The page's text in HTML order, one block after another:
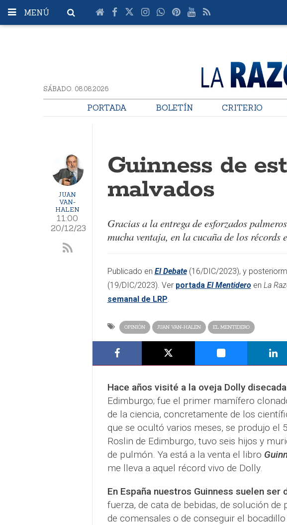
MENÚ
SÁBADO. 08.08.2026
PORTADA BOLETÍN CRITERIO
JUAN
VAN-
HALEN
11:00
20/12/23
Guinness de
malvados
Gracias a la entrega de esforzados
mucha ventaja, en la cucaña de los récords
​​Publicado en El Debate(16/DIC/2023), y
(19/DIC/2023). Ver portada El Mentideroen La
semanal de LRP.​
OPINIÓN JUAN VAN-HALEN EL MENTIDERO
Hace años visité a la oveja Dolly
Edimburgo; fue el primer mamífero
de la ciencia, concretamente de los
que se ocultó varios meses, se produjo el
Roslin de Edimburgo, tuvo seis hijos y
de pulmón. Ya está a la venta el libro
me lleva a aquel récord vivo de Dolly.
En España nuestros Guinness suelen ser
fuerza, de cata de bebidas, de solución
de comensales o de conseguir el